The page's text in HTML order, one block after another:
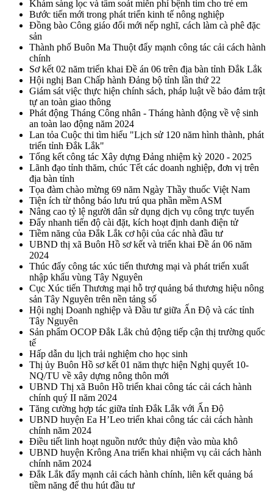
Khám sàng lọc và tầm soát miễn phí bệnh tim cho trẻ em
Bước tiến mới trong phát triển kinh tế nông nghiệp
Đồng bào Công giáo đổi mới nếp nghĩ, cách làm cà phê đặc
sản
Thành phố Buôn Ma Thuột đẩy mạnh công tác cải cách hành
chính
Sơ kết 02 năm triển khai Đề án 06 trên địa bàn tỉnh Đắk Lắk
Hội nghị Ban Chấp hành Đảng bộ tỉnh lần thứ 22
Giám sát việc thực hiện chính sách, pháp luật về bảo đảm trật
tự an toàn giao thông
Phát động Tháng Công nhân - Tháng hành động về vệ sinh
an toàn lao động năm 2024
Lan tỏa Cuộc thi tìm hiểu "Lịch sử 120 năm hình thành, phát
triển tỉnh Đắk Lắk"
Tổng kết công tác Xây dựng Đảng nhiệm kỳ 2020 - 2025
Lãnh đạo tỉnh thăm, chúc Tết các doanh nghiệp, đơn vị trên
địa bàn tỉnh
Tọa đàm chào mừng 69 năm Ngày Thầy thuốc Việt Nam
Tiện ích từ thông báo lưu trú qua phần mềm ASM
Nâng cao tỷ lệ người dân sử dụng dịch vụ công trực tuyến
Đẩy nhanh tiến độ cài đặt, kích hoạt định danh điện tử
Tiềm năng của Đắk Lắk cơ hội của các nhà đầu tư
UBND thị xã Buôn Hồ sơ kết và triển khai Đề án 06 năm
2024
Thúc đẩy công tác xúc tiến thương mại và phát triển xuất
nhập khẩu vùng Tây Nguyên
Cục Xúc tiến Thương mại hỗ trợ quảng bá thương hiệu nông
sản Tây Nguyên trên nền tảng số
Hội nghị Doanh nghiệp và Đầu tư giữa Ấn Độ và các tỉnh
Tây Nguyên
Sản phẩm OCOP Đắk Lắk chủ động tiếp cận thị trường quốc
tế
Hấp dẫn du lịch trải nghiệm cho học sinh
Thị ủy Buôn Hồ sơ kết 01 năm thực hiện Nghị quyết 10-
NQ/TU về xây dựng nông thôn mới
UBND Thị xã Buôn Hồ triển khai công tác cải cách hành
chính quý II năm 2024
Tăng cường hợp tác giữa tỉnh Đắk Lắk với Ấn Độ
UBND huyện Ea H’Leo triển khai công tác cải cách hành
chính năm 2024
Điều tiết linh hoạt nguồn nước thủy điện vào mùa khô
UBND huyện Krông Ana triển khai nhiệm vụ cải cách hành
chính năm 2024
Đắk Lắk đẩy mạnh cải cách hành chính, liên kết quảng bá
tiềm năng để thu hút đầu tư